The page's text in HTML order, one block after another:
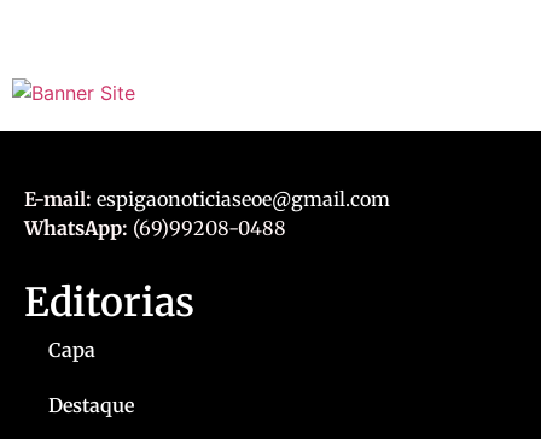
E-mail: espigaonoticiaseoe@gmail.com
WhatsApp: (69)99208-0488
Editorias
Capa
Destaque